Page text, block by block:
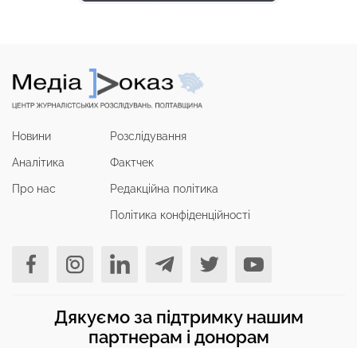
Новини
Аналітика
Про нас
Розслідування
Фактчек
Редакційна політика
Політика конфіденційності
Дякуємо за підтримку нашим
партнерам і донорам